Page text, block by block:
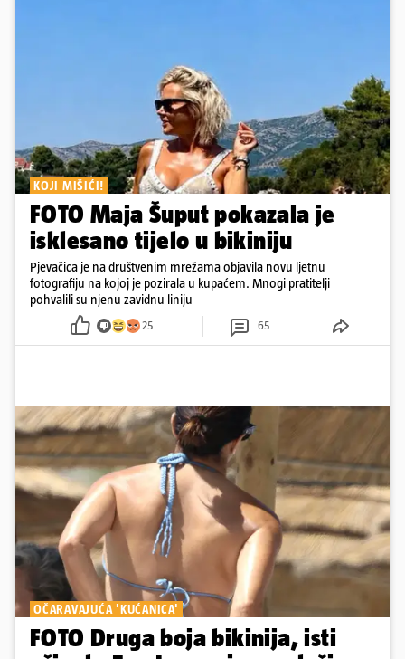
KOJI MIŠIĆI!
FOTO Maja Šuput pokazala je
isklesano tijelo u bikiniju
Pjevačica je na društvenim mrežama objavila novu ljetnu
fotografiju na kojoj je pozirala u kupaćem. Mnogi pratitelji
pohvalili su njenu zavidnu liniju
25 65
OČARAVAJUĆA 'KUĆANICA'
FOTO Druga boja bikinija, isti